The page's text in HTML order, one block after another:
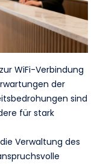
WiFi-Verbindung
der
sind
für stark
Verwaltung des